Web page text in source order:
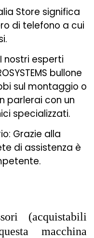
Store significa
di telefono a cui
nostri esperti
bullone
sul montaggio o
parlerai con un
specializzati.
Grazie alla
di assistenza è
(acquistabili
macchina